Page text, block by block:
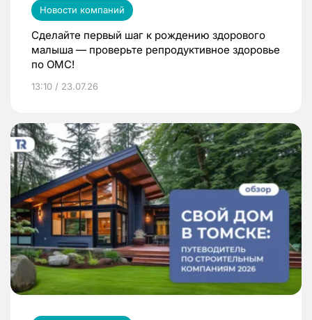
Новости компаний
Сделайте первый шаг к рождению здорового
малыша — проверьте репродуктивное здоровье
по ОМС!
13:10 / 23.07.26